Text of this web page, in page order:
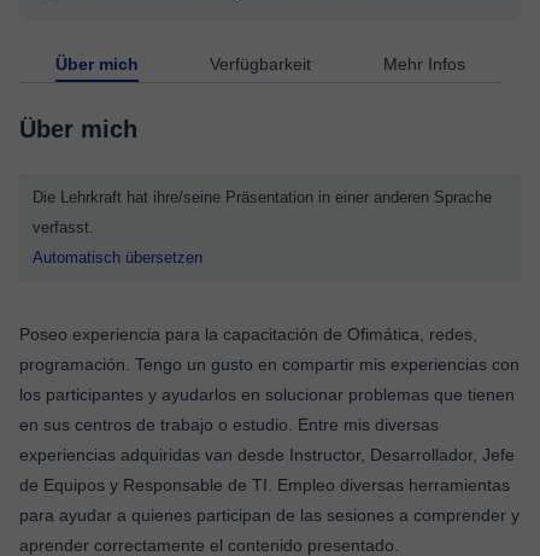
Über mich Verfügbarkeit Mehr Infos
Über mich
Die Lehrkraft hat ihre/seine Präsentation in einer anderen Sprache
verfasst.
Automatisch übersetzen
Poseo experiencia para la capacitación de Ofimática, redes,
programación. Tengo un gusto en compartir mis experiencias con
los participantes y ayudarlos en solucionar problemas que tienen
en sus centros de trabajo o estudio. Entre mis diversas
experiencias adquiridas van desde Instructor, Desarrollador, Jefe
de Equipos y Responsable de TI. Empleo diversas herramientas
para ayudar a quienes participan de las sesiones a comprender y
aprender correctamente el contenido presentado.